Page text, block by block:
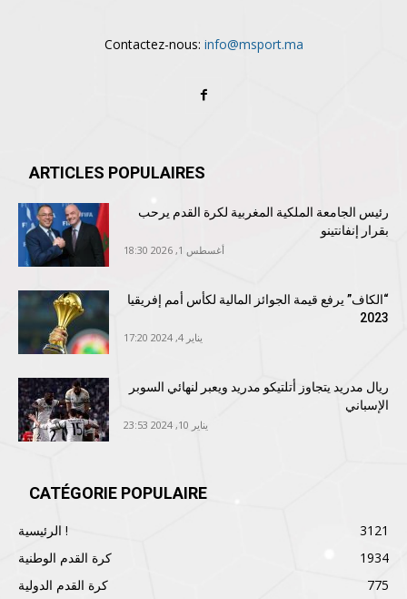
Contactez-nous: info@msport.ma
ARTICLES POPULAIRES
رئيس الجامعة الملكية المغربية لكرة القدم يرحب
بقرار إنفانتينو
أغسطس 1, 2026 18:30
“الكاف” يرفع قيمة الجوائز المالية لكأس أمم إفريقيا
2023
يناير 4, 2024 17:20
ريال مدريد يتجاوز أتلتيكو مدريد ويعبر لنهائي السوبر
الإسباني
يناير 10, 2024 23:53
CATÉGORIE POPULAIRE
الرئيسية !
3121
كرة القدم الوطنية
1934
كرة القدم الدولية
775